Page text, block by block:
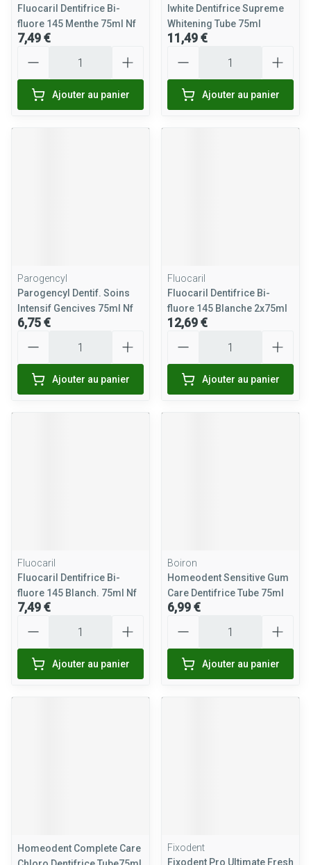
Fluocaril Dentifrice Bi-
fluore 145 Menthe 75ml Nf
7,49 €
Ajouter au panier
Iwhite Dentifrice Supreme
Whitening Tube 75ml
11,49 €
Ajouter au panier
Parogencyl
Parogencyl Dentif. Soins
Intensif Gencives 75ml Nf
6,75 €
Ajouter au panier
Fluocaril
Fluocaril Dentifrice Bi-
fluore 145 Blanche 2x75ml
12,69 €
Ajouter au panier
Fluocaril
Fluocaril Dentifrice Bi-
fluore 145 Blanch. 75ml Nf
7,49 €
Ajouter au panier
Boiron
Homeodent Sensitive Gum
Care Dentifrice Tube 75ml
6,99 €
Ajouter au panier
Homeodent Complete Care
Fixodent
Fixodent Pro Ultimate Fresh